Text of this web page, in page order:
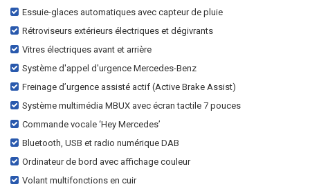
Essuie-glaces automatiques avec capteur de pluie
Rétroviseurs extérieurs électriques et dégivrants
Vitres électriques avant et arrière
Système d'appel d'urgence Mercedes-Benz
Freinage d’urgence assisté actif (Active Brake Assist)
Système multimédia MBUX avec écran tactile 7 pouces
Commande vocale ‘Hey Mercedes’
Bluetooth, USB et radio numérique DAB
Ordinateur de bord avec affichage couleur
Volant multifonctions en cuir